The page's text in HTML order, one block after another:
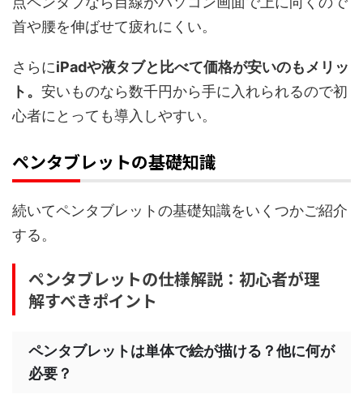
首や腰を伸ばせて疲れにくい。
さらにiPadや液タブと比べて価格が安いのもメリッ
ト。 安いものなら数千円から手に入れられるので初
心者にとっても導入しやすい。
ペンタブレットの基礎知識
続いてペンタブレットの基礎知識をいくつかご紹介
する。
ペンタブレットの仕様解説：初心者が理
解すべきポイント
ペンタブレットは単体で絵が描ける？他に何が
必要？